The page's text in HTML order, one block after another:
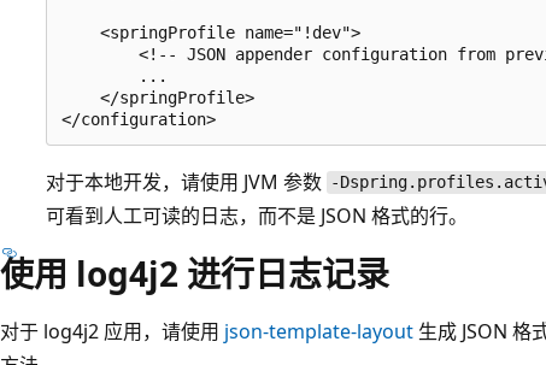
    <springProfile name="!dev">
<!-- JSON appender configuration from
        ...
    </springProfile>
对于本地开发，请使用 JVM 参数 -
可看到人工可读的日志，而不是 JSON 格式的行。
使用 log4j2 进行日志记录
对于 log4j2 应用，请使用 json-template-layout 生成 JSON 格